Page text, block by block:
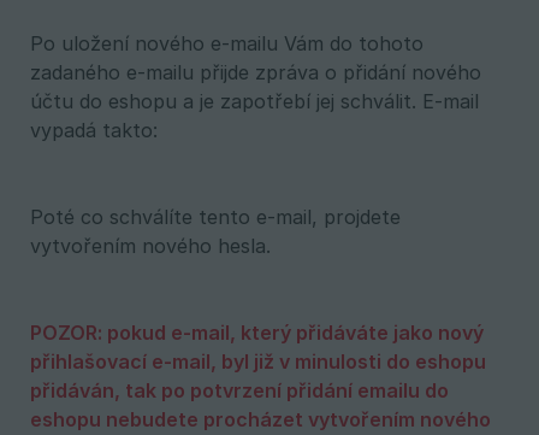
Po uložení nového e-mailu Vám do tohoto
zadaného e-mailu přijde zpráva o přidání nového
účtu do eshopu a je zapotřebí jej schválit. E-mail
vypadá takto:
Poté co schválíte tento e-mail, projdete
vytvořením nového hesla.
POZOR: pokud e-mail, který přidáváte jako nový
přihlašovací e-mail, byl již v minulosti do eshopu
přidáván, tak po potvrzení přidání emailu do
eshopu nebudete procházet vytvořením nového